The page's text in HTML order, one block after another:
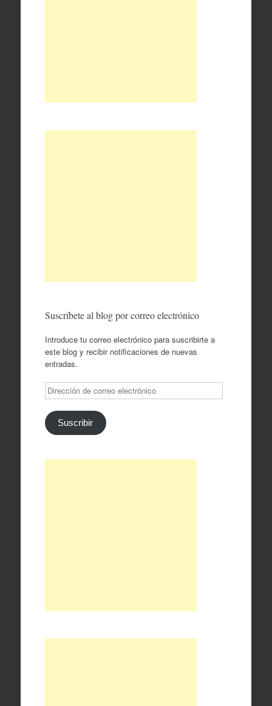
Suscríbete al blog por correo electrónico
Introduce tu correo electrónico para suscribirte a
este blog y recibir notificaciones de nuevas
entradas.
Dirección
de
correo
electrónico
Suscribir